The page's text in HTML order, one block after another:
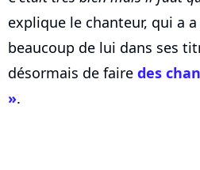
explique le chanteur, qui a
beaucoup de lui dans ses
désormais de faire des
».